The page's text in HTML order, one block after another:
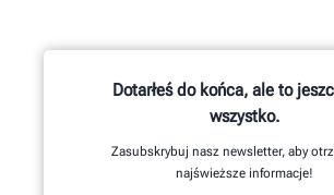
przedstawicieli
POPROŚ O WSPARCIE
Dotarłeś do końca, ale to
wszystko.
Zasubskrybuj nasz newsletter, aby
najświeższe informacje!